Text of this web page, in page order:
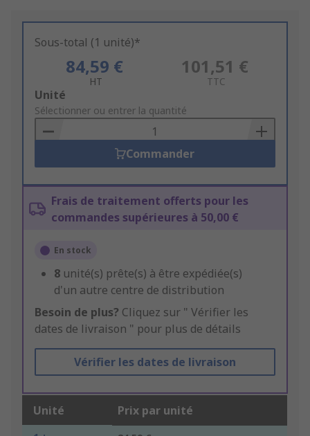
Sous-total (1 unité)*
84,59 €
HT
101,51 €
TTC
Add
to
Basket
Unité
Sélectionner ou entrer la quantité
Commander
Frais de traitement offerts pour les
commandes supérieures à 50,00 €
En stock
8 unité(s) prête(s) à être expédiée(s)
d'un autre centre de distribution
Besoin de plus? Cliquez sur " Vérifier les
dates de livraison " pour plus de détails
Vérifier les dates de livraison
Unité Prix par unité